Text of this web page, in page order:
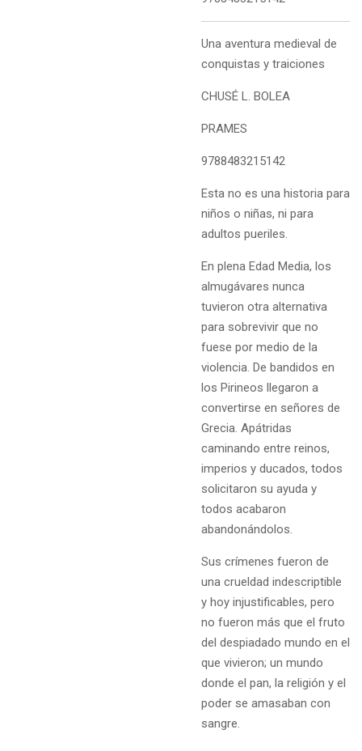
Una aventura medieval de
conquistas y traiciones
CHUSÉ L. BOLEA
PRAMES
9788483215142
Esta no es una historia para
niños o niñas, ni para
adultos pueriles.
En plena Edad Media, los
almugávares nunca
tuvieron otra alternativa
para sobrevivir que no
fuese por medio de la
violencia. De bandidos en
los Pirineos llegaron a
convertirse en señores de
Grecia. Apátridas
caminando entre reinos,
imperios y ducados, todos
solicitaron su ayuda y
todos acabaron
abandonándolos.
Sus crímenes fueron de
una crueldad indescriptible
y hoy injustificables, pero
no fueron más que el fruto
del despiadado mundo en el
que vivieron; un mundo
donde el pan, la religión y el
poder se amasaban con
sangre.